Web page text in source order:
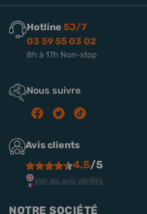
Hotline 5J/7
03 59 55 03 02
8h à 17h Non-stop
Nous suivre
Avis clients
4.5/5
Voir les avis vérifiés
NOTRE SOCIÉTÉ